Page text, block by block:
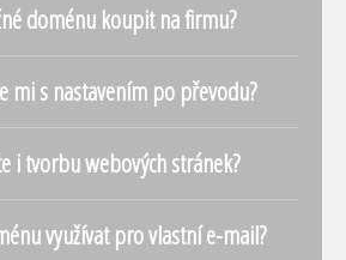
doménu koupit na firmu?
mi s nastavením po převodu?
i tvorbu webových stránek?
využívat pro vlastní e-mail?